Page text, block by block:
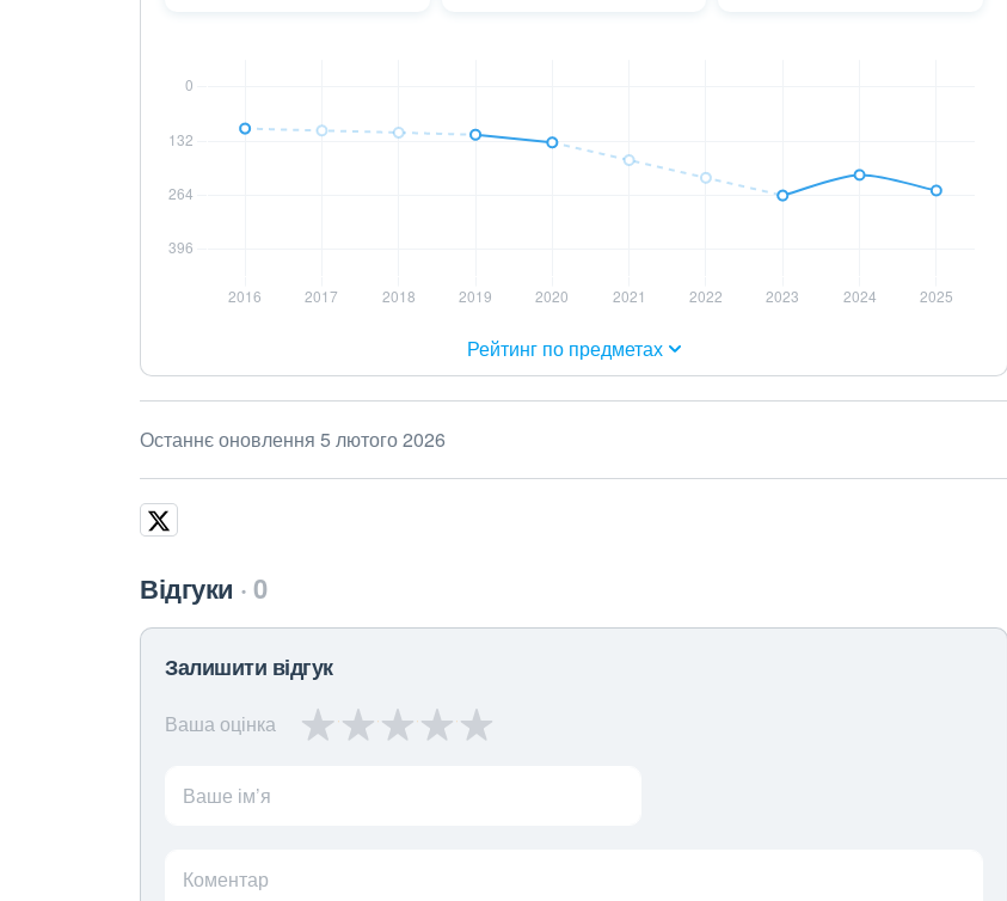
Рейтинг по предметах
Останнє оновлення 5 лютого 2026
Відгуки 0
Залишити відгук
Ваша оцінка
Ваше ім’я
Коментар